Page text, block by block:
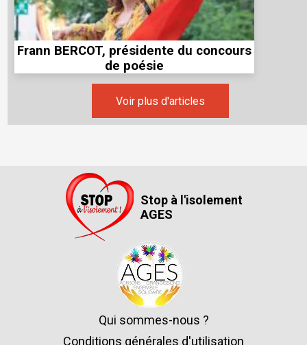
Frann BERCOT, présidente du concours
de poésie
Voir plus d'articles
Stop à l'isolement
AGES
Qui sommes-nous ?
Conditions générales d'utilisation